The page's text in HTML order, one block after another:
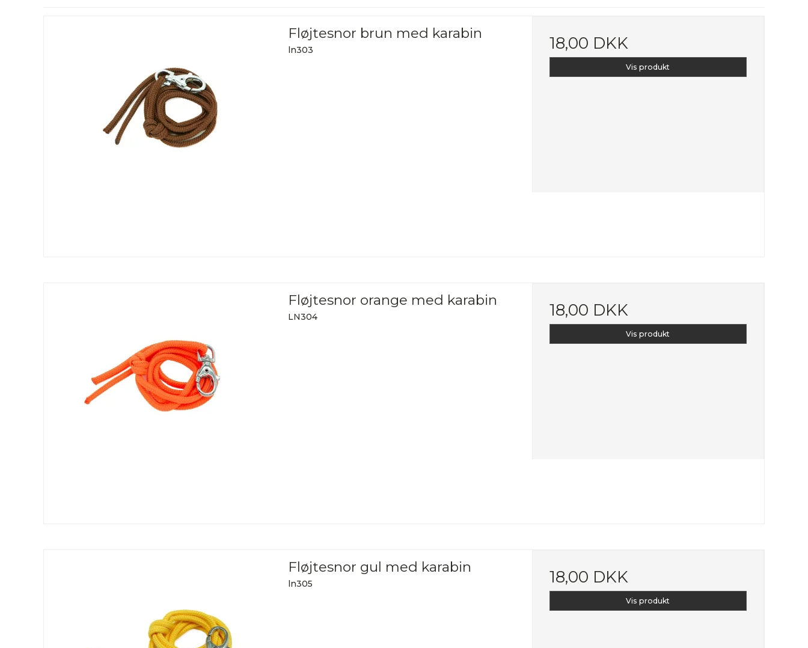
Fløjtesnor brun med karabin
ln303 18,00 DKK
Vis produkt
Fløjtesnor orange med karabin
LN304 18,00 DKK
Vis produkt
Fløjtesnor gul med karabin
ln305 18,00 DKK
Vis produkt